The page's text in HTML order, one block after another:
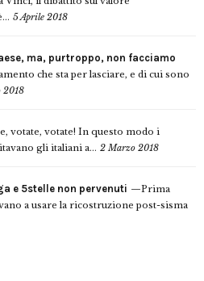
5 Aprile 2018
ma, purtroppo, non facciamo
che sta per lasciare, e di cui sono
2018
votate, votate! In questo modo i
gli italiani a... 2 Marzo 2018
e 5stelle non pervenuti
Prima
a usare la ricostruzione post-sisma